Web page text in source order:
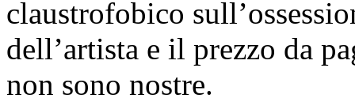
claustrofobico
dell’artista e il prezzo da
non sono nostre.